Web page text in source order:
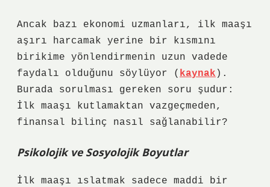
Ancak bazı ekonomi uzmanları, ilk maaşı
aşırı harcamak yerine bir kısmını
birikime yönlendirmenin uzun vadede
faydalı olduğunu söylüyor ( kaynak ).
Burada sorulması gereken soru şudur:
İlk maaşı kutlamaktan vazgeçmeden,
finansal bilinç nasıl sağlanabilir?
Psikolojik ve Sosyolojik Boyutlar
İlk maaşı ıslatmak sadece maddi bir